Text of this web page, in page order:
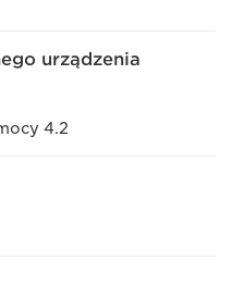
urządzenia
4.2